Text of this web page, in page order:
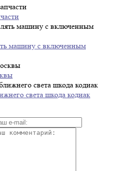
машину с включенным
света шкода кодиак